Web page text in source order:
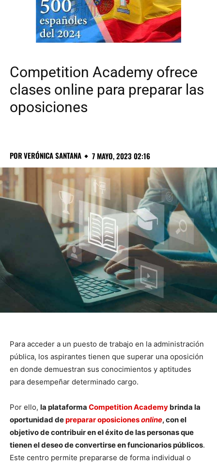
Competition Academy ofrece
clases online para preparar las
oposiciones
PORVERÓNICA SANTANA 7 MAYO, 2023 02:16
Para acceder a un puesto de trabajo en la administración
pública, los aspirantes tienen que superar una oposición
en donde demuestran sus conocimientos y aptitudes
para desempeñar determinado cargo.
Por ello, la plataforma Competition Academy brinda la
oportunidad depreparar oposicionesonline, con el
objetivo de contribuir en el éxito de las personas que
tienen el deseo de convertirse en funcionarios públicos.
Este centro permite prepararse de forma individual o